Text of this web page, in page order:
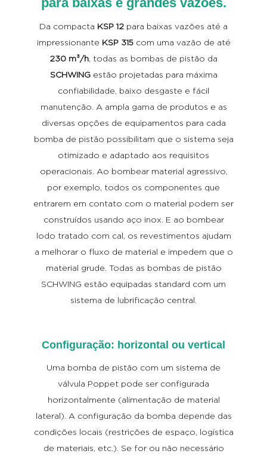
Da compacta KSP 12 para baixas vazões até a
impressionante KSP 315com uma vazão de até
230 m³/h, todas as bombas de pistão da
SCHWING estão projetadas para máxima
confiabilidade, baixo desgaste e fácil
manutenção. A ampla gama de produtos e as
diversas opções de equipamentos para cada
bomba de pistão possibilitam que o sistema seja
otimizado e adaptado aos requisitos
operacionais. Ao bombear material agressivo,
por exemplo, todos os componentes que
entrarem em contato com o material podem ser
construídos usando aço inox. E ao bombear
lodo tratado com cal, os revestimentos ajudam
a melhorar o fluxo de material e impedem que o
material grude. Todas as bombas de pistão
SCHWING estão equipadas standard com um
sistema de lubrificação central.
Configuração: horizontal ou vertical
Uma bomba de pistão com um sistema de
válvula Poppet pode ser configurada
horizontalmente (alimentação de material
lateral). A configuração da bomba depende das
condições locais (restrições de espaço, logística
de materiais, etc.). Se for ou não necessário